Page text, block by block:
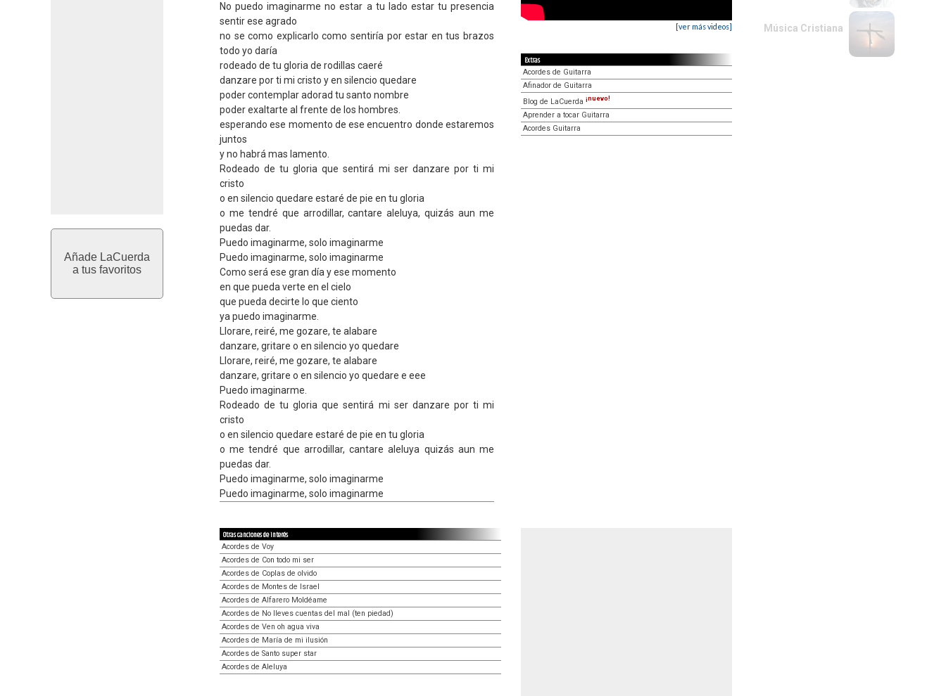
Añade LaCuerda
a tus favoritos
No puedo imaginarme no estar a tu lado estar tu presencia
sentir ese agrado
no se como explicarlo como sentiría por estar en tus brazos
todo yo daría
rodeado de tu gloria de rodillas caeré
danzare por ti mi cristo y en silencio quedare
poder contemplar adorad tu santo nombre
poder exaltarte al frente de los hombres.
esperando ese momento de ese encuentro donde estaremos
juntos
y no habrá mas lamento.
Rodeado de tu gloria que sentirá mi ser danzare por ti mi
cristo
o en silencio quedare estaré de pie en tu gloria
o me tendré que arrodillar, cantare aleluya, quizás aun me
puedas dar.
Puedo imaginarme, solo imaginarme
Puedo imaginarme, solo imaginarme
Como será ese gran día y ese momento
en que pueda verte en el cielo
que pueda decirte lo que ciento
ya puedo imaginarme.
Llorare, reiré, me gozare, te alabare
danzare, gritare o en silencio yo quedare
Llorare, reiré, me gozare, te alabare
danzare, gritare o en silencio yo quedare e eee
Puedo imaginarme.
Rodeado de tu gloria que sentirá mi ser danzare por ti mi
cristo
o en silencio quedare estaré de pie en tu gloria
o me tendré que arrodillar, cantare aleluya quizás aun me
puedas dar.
Puedo imaginarme, solo imaginarme
Puedo imaginarme, solo imaginarme
[ver más videos]
Extras
Acordes de Guitarra
Afinador de Guitarra
Blog de LaCuerda ¡nuevo!
Aprender a tocar Guitarra
Acordes Guitarra
Otras canciones de interés
Acordes de Voy
Acordes de Con todo mi ser
Acordes de Coplas de olvido
Acordes de Montes de Israel
Acordes de Alfarero Moldéame
Acordes de No lleves cuentas del mal (ten piedad)
Acordes de Ven oh agua viva
Acordes de María de mi ilusión
Acordes de Santo super star
Acordes de Aleluya
Música Cristiana